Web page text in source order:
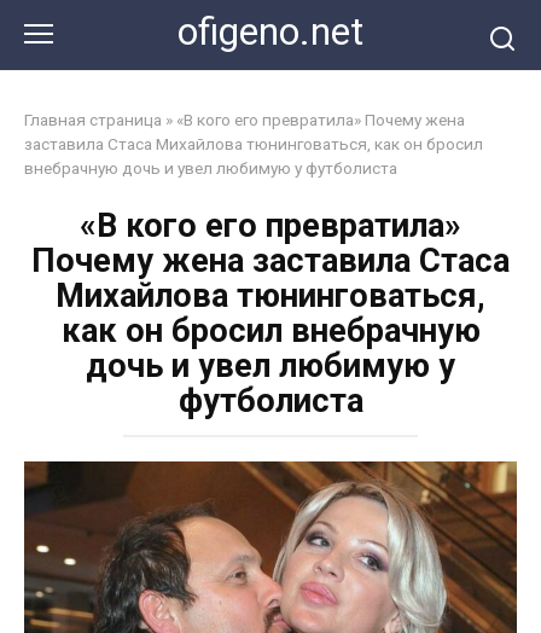
контенту
ofigeno.net
Главная страница » «В кого его превратила» Почему жена
заставила Стаса Михайлова тюнинговаться, как он бросил
внебрачную дочь и увел любимую у футболиста
«В кого его превратила»
Почему жена заставила Стаса
Михайлова тюнинговаться,
как он бросил внебрачную
дочь и увел любимую у
футболиста